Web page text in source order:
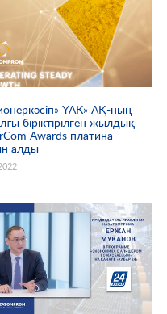
ҰАК» АҚ-ның
біріктірілген жылдық
Awards платина
алды